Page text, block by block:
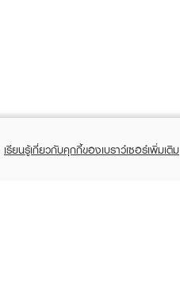
เรียนรู้เกี่ยวกับคุกกี้ของเบราว์เซอร์เพิ่มเติม